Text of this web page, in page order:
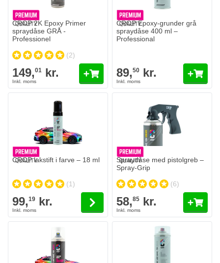
CROP 2K Epoxy Primer
spraydåse GRÅ -
Professionel
(2)
149,01 kr.
CROP Epoxy-grunder grå
spraydåse 400 ml –
Professional
89,50 kr.
CROP lakstift i farve – 18 ml
(1)
99,19 kr.
Spraydåse med pistolgreb –
Spray-Grip
(6)
58,85 kr.